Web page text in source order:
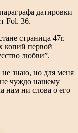
датировки
Fol. 36.
страница 47r.
копий первой
любви”.
не знаю, но для меня
не чуждо нашему
нам ни слова о его